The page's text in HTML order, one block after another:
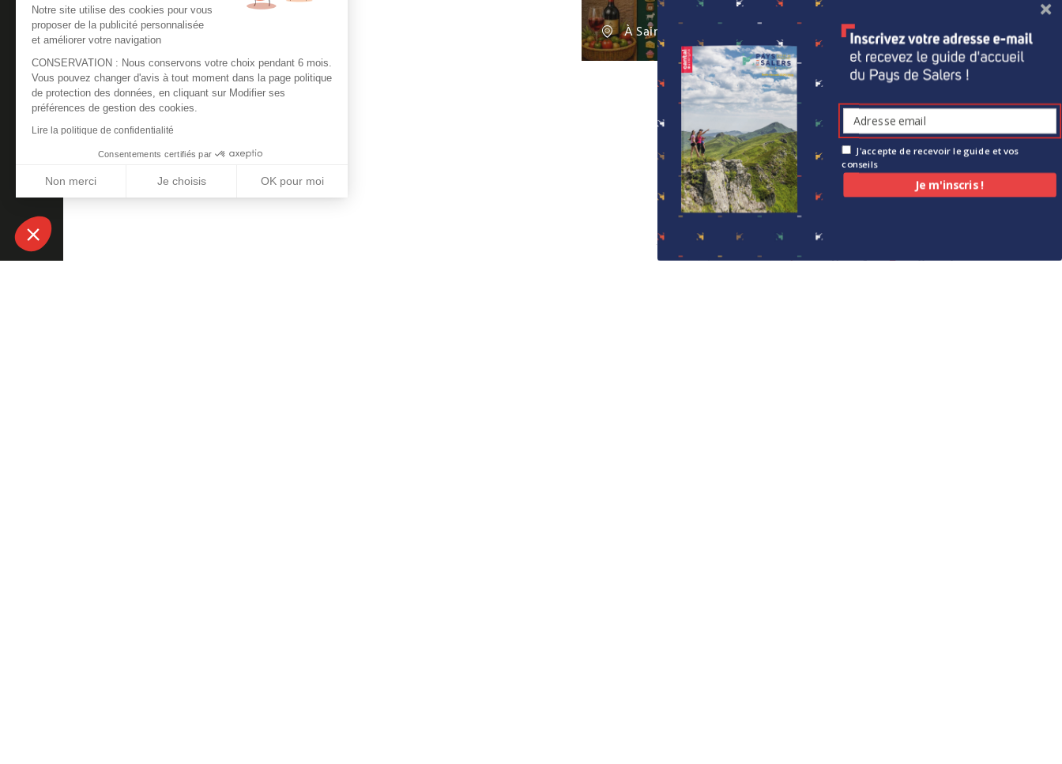
À Saint-Martin-Cantalès À Pleaux
Première page … 3 4 5 6 7
Notre site utilise des cookies pour vous
proposer de la publicité personnalisée
et améliorer votre navigation
CONSERVATION : Nous conservons votre choix pendant 6 mois.
Vous pouvez changer d'avis à tout moment dans la page politique
de protection des données, en cliquant sur Modifier ses
préférences de gestion des cookies.
Lire la politique de confidentialité
Consentements certifiés par
Non merci Je choisis OK pour moi
Notre plateforme vous permet d'adapter et de gérer vos paramètres de confidentialité, en garantissant la conformité avec les réglementations. Personnalisez vos préférences pour
Je m'inscris !
J'accepte de recevoir le guide et vos
conseils